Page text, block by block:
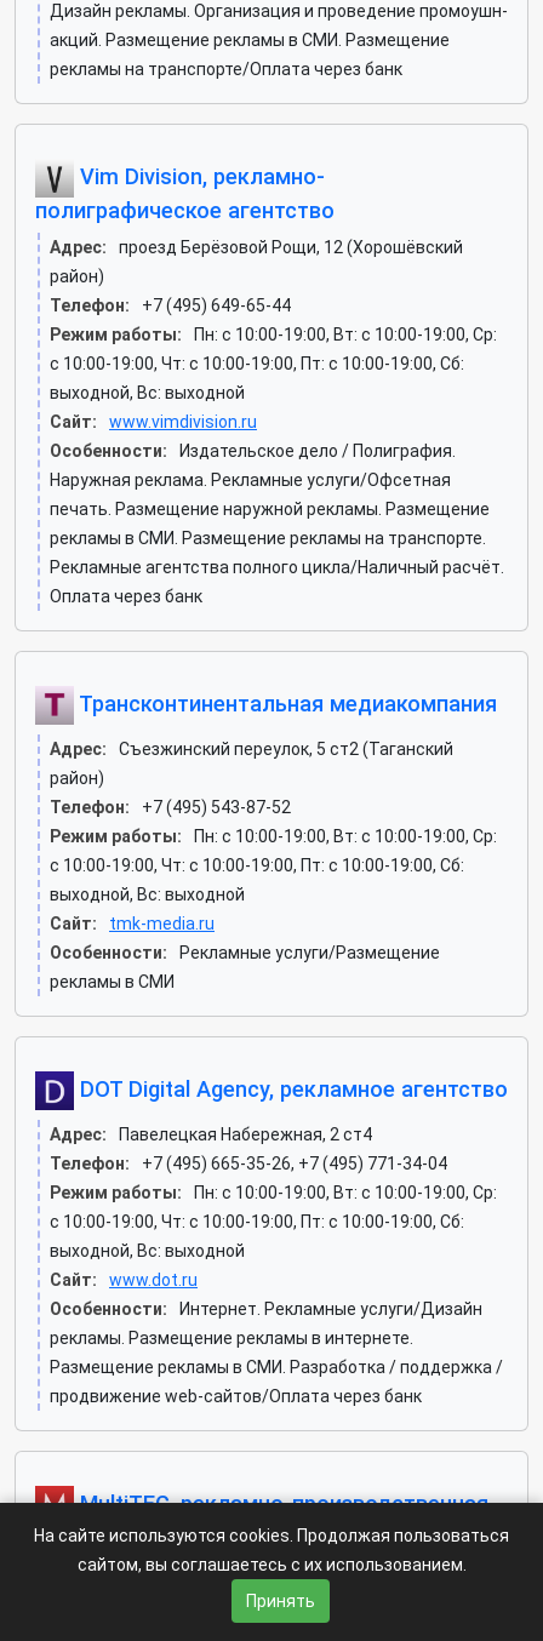
Дизайн рекламы. Организация и проведение промоушн-
акций. Размещение рекламы в СМИ. Размещение
рекламы на транспорте/Оплата через банк
Vim Division, рекламно-
полиграфическое агентство
Адрес:
проезд Берёзовой Рощи, 12 (Хорошёвский
район)
Телефон:
+7 (495) 649-65-44
Режим работы:
Пн: c 10:00-19:00, Вт: c 10:00-19:00, Ср:
c 10:00-19:00, Чт: c 10:00-19:00, Пт: c 10:00-19:00, Сб:
выходной, Вс: выходной
Сайт:
www.vimdivision.ru
Особенности:
Издательское дело / Полиграфия.
Наружная реклама. Рекламные услуги/Офсетная
печать. Размещение наружной рекламы. Размещение
рекламы в СМИ. Размещение рекламы на транспорте.
Рекламные агентства полного цикла/Наличный расчёт.
Оплата через банк
Трансконтинентальная медиакомпания
Адрес:
Съезжинский переулок, 5 ст2 (Таганский
район)
Телефон:
+7 (495) 543-87-52
Режим работы:
Пн: c 10:00-19:00, Вт: c 10:00-19:00, Ср:
c 10:00-19:00, Чт: c 10:00-19:00, Пт: c 10:00-19:00, Сб:
выходной, Вс: выходной
Сайт:
tmk-media.ru
Особенности:
Рекламные услуги/Размещение
рекламы в СМИ
DOT Digital Agency, рекламное агентство
Адрес:
Павелецкая Набережная, 2 ст4
Телефон:
+7 (495) 665-35-26, +7 (495) 771-34-04
Режим работы:
Пн: c 10:00-19:00, Вт: c 10:00-19:00, Ср:
c 10:00-19:00, Чт: c 10:00-19:00, Пт: c 10:00-19:00, Сб:
выходной, Вс: выходной
Сайт:
www.dot.ru
Особенности:
Интернет. Рекламные услуги/Дизайн
рекламы. Размещение рекламы в интернете.
Размещение рекламы в СМИ. Разработка / поддержка /
продвижение web-сайтов/Оплата через банк
MultiTEC, рекламно-производственная
компания
Адрес:
Пресненская Набережная, 6 ст2 (Пресненский
На сайте используются cookies. Продолжая пользоваться
сайтом, вы соглашаетесь с их использованием.
Принять